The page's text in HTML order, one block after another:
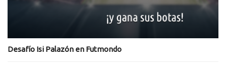
Desafío Isi Palazón en Futmondo